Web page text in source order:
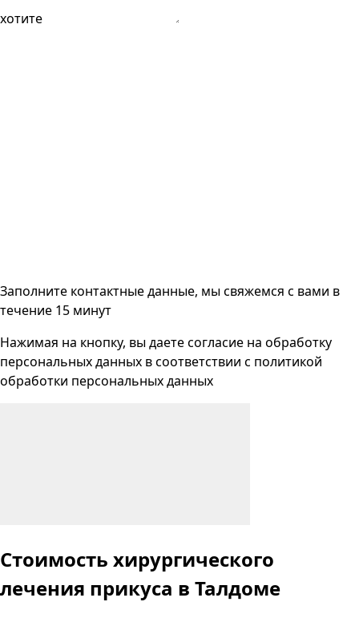
хотите
Заполните контактные данные, мы свяжемся с вами в
течение 15 минут
Нажимая на кнопку, вы даете согласие на обработку
персональных данных в соответствии с политикой
обработки персональных данных
Стоимость хирургического
лечения прикуса в Талдоме